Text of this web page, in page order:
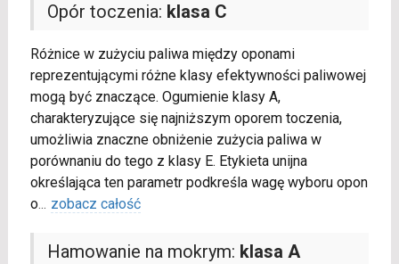
Opór toczenia: klasa C
Różnice w zużyciu paliwa między oponami
reprezentującymi różne klasy efektywności paliwowej
mogą być znaczące. Ogumienie klasy A,
charakteryzujące się najniższym oporem toczenia,
umożliwia znaczne obniżenie zużycia paliwa w
porównaniu do tego z klasy E. Etykieta unijna
określająca ten parametr podkreśla wagę wyboru opon
o... zobacz całość
Hamowanie na mokrym: klasa A